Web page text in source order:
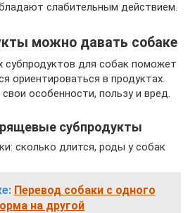
слабительным действием.
можно давать собаке
субпродуктов для собак поможет
ориентироваться в продуктах.
особенности, пользу и вред.
субпродукты
сколько длится, роды у собак
Перевод собаки с одного
на другой